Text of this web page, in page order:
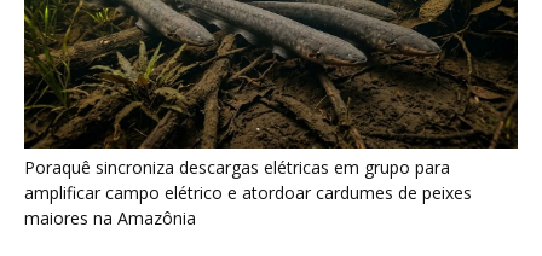
Seriema combina corridas em alta velocidade e arremessos
contra rochas para imobilizar serpentes peçonhentas no
cerrado